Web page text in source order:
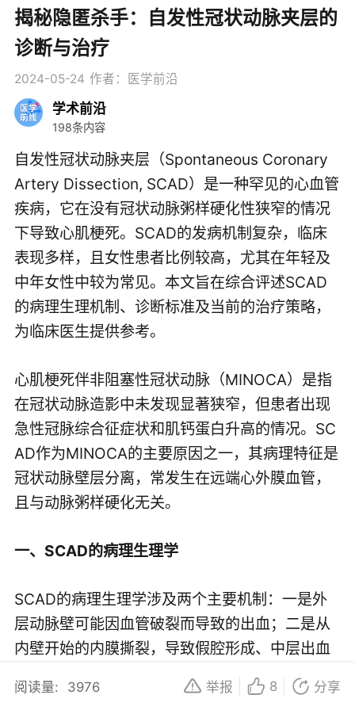
揭秘隐匿杀手：自发性冠状动脉夹层的
诊断与治疗
2024-05-24 作者：医学前沿
学术前沿
198条内容
自发性冠状动脉夹层（Spontaneous Coronary
Artery Dissection, SCAD）是一种罕见的心血管
疾病，它在没有冠状动脉粥样硬化性狭窄的情况
下导致心肌梗死。SCAD的发病机制复杂，临床
表现多样，且女性患者比例较高，尤其在年轻及
中年女性中较为常见。本文旨在综合评述SCAD
的病理生理机制、诊断标准及当前的治疗策略，
为临床医生提供参考。
心肌梗死伴非阻塞性冠状动脉（MINOCA）是指
在冠状动脉造影中未发现显著狭窄，但患者出现
急性冠脉综合征症状和肌钙蛋白升高的情况。SC
AD作为MINOCA的主要原因之一，其病理特征是
冠状动脉壁层分离，常发生在远端心外膜血管，
且与动脉粥样硬化无关。
一、SCAD的病理生理学
SCAD的病理生理学涉及两个主要机制：一是外
层动脉壁可能因血管破裂而导致的出血；二是从
内壁开始的内膜撕裂，导致假腔形成、中层出血
和真腔受压。其遗传背景复杂，涉及多基因遗
传，常见于女性，尤其是妊娠、多胎生育、围产
阅读量: 3976 举报 8 分享